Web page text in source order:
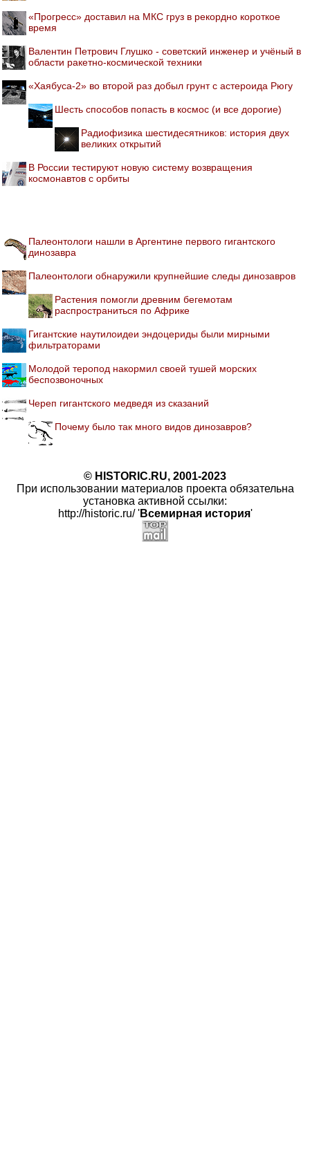
«Прогресс» доставил на МКС груз в рекордно короткое
время
Валентин Петрович Глушко - советский инженер и учёный в
области ракетно-космической техники
«Хаябуса-2» во второй раз добыл грунт с астероида Рюгу
Шесть способов попасть в космос (и все дорогие)
Радиофизика шестидесятников: история двух
великих открытий
В России тестируют новую систему возвращения
космонавтов с орбиты
Палеонтологи нашли в Аргентине первого гигантского
динозавра
Палеонтологи обнаружили крупнейшие следы динозавров
Растения помогли древним бегемотам
распространиться по Африке
Гигантские наутилоидеи эндоцериды были мирными
фильтраторами
Молодой теропод накормил своей тушей морских
беспозвоночных
Череп гигантского медведя из сказаний
Почему было так много видов динозавров?
© HISTORIC.RU, 2001-2023
При использовании материалов проекта обязательна
установка активной ссылки:
http://historic.ru/ 'Всемирная история'